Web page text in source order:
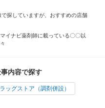
探していますが、おすすめの店舗
イナビ薬剤師に載っている〇〇以
内容で探す
ラッグストア（調剤併設）